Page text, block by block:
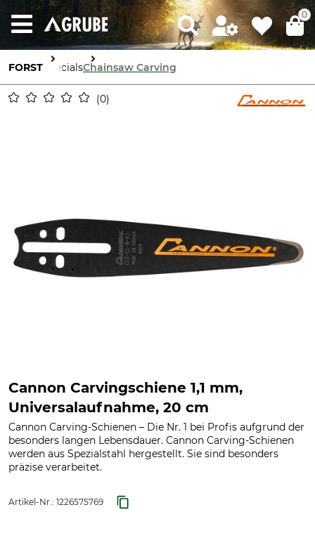
0
FORST SpecialsChainsaw Carving
0
Cannon Carvingschiene 1,1 mm,
Universalaufnahme, 20 cm
Cannon Carving-Schienen – Die Nr. 1 bei Profis aufgrund der
besonders langen Lebensdauer. Cannon Carving-Schienen
werden aus Spezialstahl hergestellt. Sie sind besonders
präzise verarbeitet.
Artikel-Nr.: 1226575769